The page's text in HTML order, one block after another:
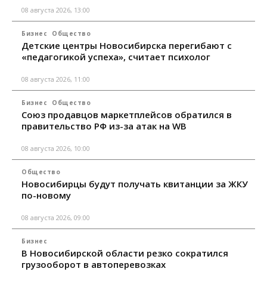
08 августа 2026, 13:00
Бизнес Общество
Детские центры Новосибирска перегибают с
«педагогикой успеха», считает психолог
08 августа 2026, 11:00
Бизнес Общество
Союз продавцов маркетплейсов обратился в
правительство РФ из-за атак на WB
08 августа 2026, 10:00
Общество
Новосибирцы будут получать квитанции за ЖКУ
по-новому
08 августа 2026, 09:00
Бизнес
В Новосибирской области резко сократился
грузооборот в автоперевозках